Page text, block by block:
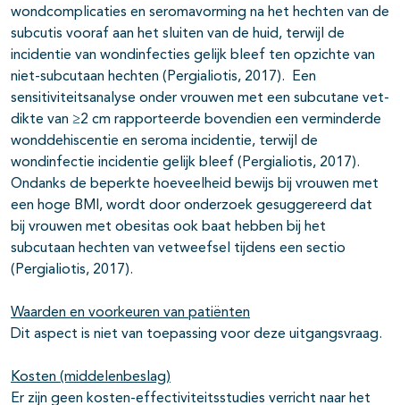
wondcomplicaties en seromavorming na het hechten van de
subcutis vooraf aan het sluiten van de huid, terwijl de
incidentie van wondinfecties gelijk bleef ten opzichte van
niet-subcutaan hechten (Pergialiotis, 2017). Een
sensitiviteitsanalyse onder vrouwen met een subcutane vet-
dikte van ≥2 cm rapporteerde bovendien een verminderde
wonddehiscentie en seroma incidentie, terwijl de
wondinfectie incidentie gelijk bleef (Pergialiotis, 2017).
Ondanks de beperkte hoeveelheid bewijs bij vrouwen met
een hoge BMI, wordt door onderzoek gesuggereerd dat
bij vrouwen met obesitas ook baat hebben bij het
subcutaan hechten van vetweefsel tijdens een sectio
(Pergialiotis, 2017).
Waarden en voorkeuren van patiënten
Dit aspect is niet van toepassing voor deze uitgangsvraag.
Kosten (middelenbeslag)
Er zijn geen kosten-effectiviteitsstudies verricht naar het